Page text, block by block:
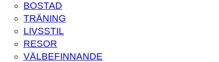
BOSTAD
TRÄNING
LIVSSTIL
RESOR
VÄLBEFINNANDE